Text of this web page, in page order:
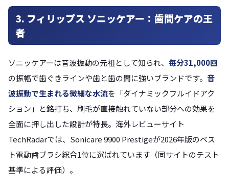
3. フィリップス ソニッケアー：歯間ケアの王
者
ソニッケアーは音波振動の元祖として知られ、 毎分31,000回
の振幅で歯ぐきラインや歯と歯の間に強いブランドです。 音
波振動で生まれる微細な水流を「ダイナミックフルイドアク
ション」と銘打ち、刷毛が直接触れていない部分への効果を
全面に押し出した設計が特長。海外レビューサイト
TechRadarでは、Sonicare 9900 Prestigeが2026年版のベス
ト電動歯ブラシ総合1位に選ばれています（同サイトのテスト
基準による評価）。